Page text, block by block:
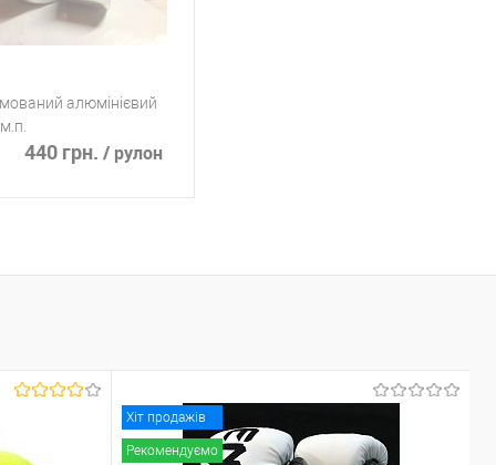
алюмінієвий
440 грн. / рулон
Хіт продажів
Рекомендуємо